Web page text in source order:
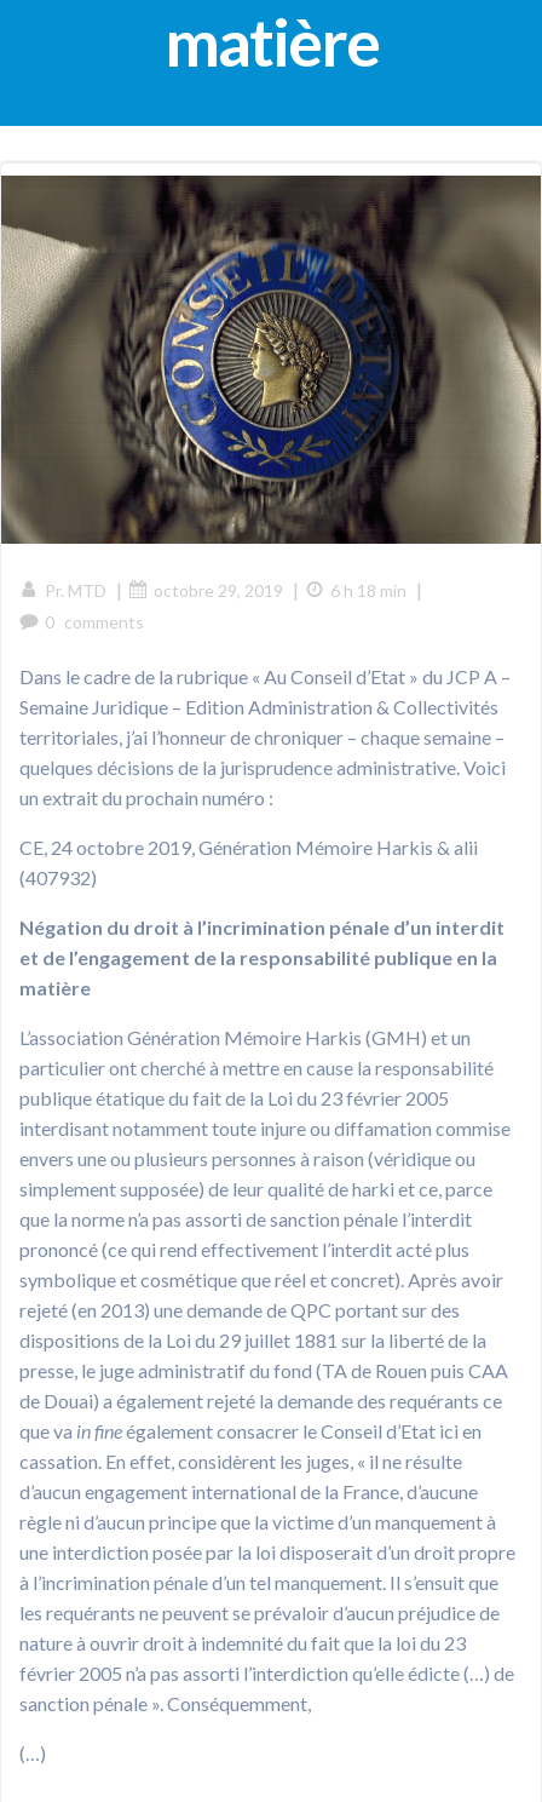
matière
Pr. MTD | octobre 29, 2019 | 6 h 18 min |
0 comments
Dans le cadre de la rubrique « Au Conseil d’Etat » du JCP A –
Semaine Juridique – Edition Administration & Collectivités
territoriales, j’ai l’honneur de chroniquer – chaque semaine –
quelques décisions de la jurisprudence administrative. Voici
un extrait du prochain numéro :
CE, 24 octobre 2019, Génération Mémoire Harkis & alii
(407932)
Négation du droit à l’incrimination pénale d’un interdit
et de l’engagement de la responsabilité publique en la
matière
L’association Génération Mémoire Harkis (GMH) et un
particulier ont cherché à mettre en cause la responsabilité
publique étatique du fait de la Loi du 23 février 2005
interdisant notamment toute injure ou diffamation commise
envers une ou plusieurs personnes à raison (véridique ou
simplement supposée) de leur qualité de harki et ce, parce
que la norme n’a pas assorti de sanction pénale l’interdit
prononcé (ce qui rend effectivement l’interdit acté plus
symbolique et cosmétique que réel et concret). Après avoir
rejeté (en 2013) une demande de QPC portant sur des
dispositions de la Loi du 29 juillet 1881 sur la liberté de la
presse, le juge administratif du fond (TA de Rouen puis CAA
de Douai) a également rejeté la demande des requérants ce
que va in fineégalement consacrer le Conseil d’Etat ici en
cassation. En effet, considèrent les juges, « il ne résulte
d’aucun engagement international de la France, d’aucune
règle ni d’aucun principe que la victime d’un manquement à
une interdiction posée par la loi disposerait d’un droit propre
à l’incrimination pénale d’un tel manquement. Il s’ensuit que
les requérants ne peuvent se prévaloir d’aucun préjudice de
nature à ouvrir droit à indemnité du fait que la loi du 23
février 2005 n’a pas assorti l’interdiction qu’elle édicte (…) de
sanction pénale ». Conséquemment,
(…)